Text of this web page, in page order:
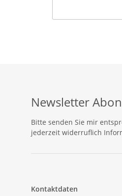
Newsletter
Bitte senden Sie mir
jederzeit widerruflich
Kontaktdaten